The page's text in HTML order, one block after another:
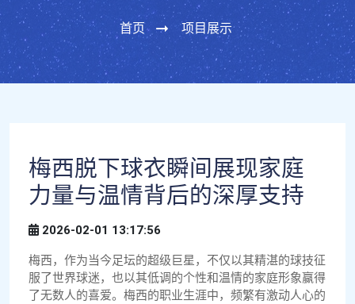
首页 项目展示
梅西脱下球衣瞬间展现家庭
力量与温情背后的深厚支持
2026-02-01 13:17:56
梅西，作为当今足坛的超级巨星，不仅以其精湛的球技征
服了世界球迷，也以其低调的个性和温情的家庭形象赢得
了无数人的喜爱。梅西的职业生涯中，频繁有激动人心的